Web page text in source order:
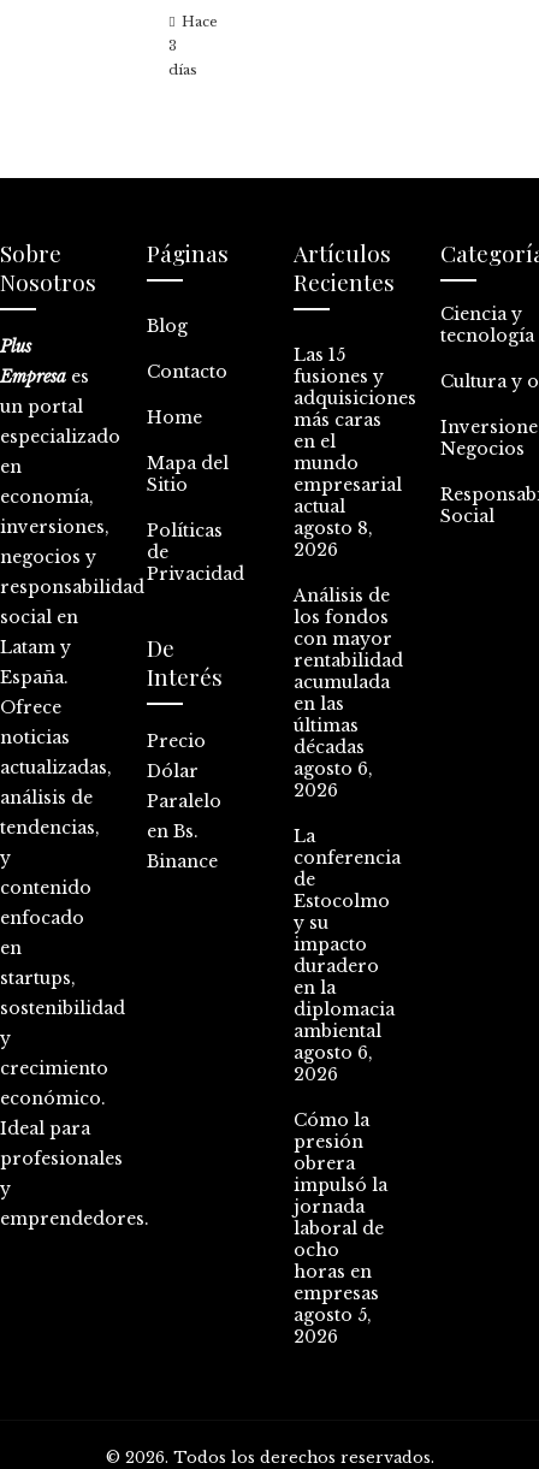
Hace
3
días
Sobre
Nosotros
Plus
Empresa es
un portal
especializado
en
economía,
inversiones,
negocios y
responsabilidad
social en
Latam y
España.
Ofrece
noticias
actualizadas,
análisis de
tendencias,
y
contenido
enfocado
en
startups,
sostenibilidad
y
crecimiento
económico.
Ideal para
profesionales
y
emprendedores.
Páginas
Blog
Contacto
Home
Mapa del
Sitio
Políticas
de
Privacidad
De
Interés
Precio
Dólar
Paralelo
en Bs.
Binance
Artículos
Recientes
Las 15
fusiones y
adquisiciones
más caras
en el
mundo
empresarial
actual
agosto 8,
2026
Análisis de
los fondos
con mayor
rentabilidad
acumulada
en las
últimas
décadas
agosto 6,
2026
La
conferencia
de
Estocolmo
y su
impacto
duradero
en la
diplomacia
ambiental
agosto 6,
2026
Cómo la
presión
obrera
impulsó la
jornada
laboral de
ocho
horas en
empresas
agosto 5,
2026
Ciencia y
tecnología
Cultura y
Negocios
Social
© 2026. Todos los derechos reservados.